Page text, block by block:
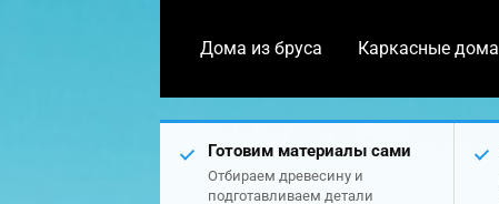
Дома из бруса Каркасные дома
Готовим материалы сами
Отбираем древесину и
подготавливаем детали